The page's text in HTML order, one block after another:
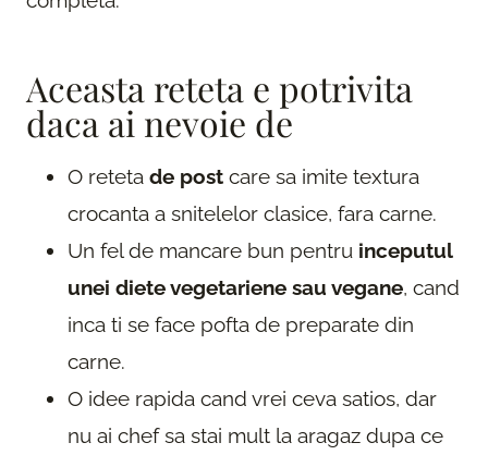
Aceasta reteta e potrivita
daca ai nevoie de
O reteta de post care sa imite textura
crocanta a snitelelor clasice, fara carne.
Un fel de mancare bun pentru inceputul
unei diete vegetariene sau vegane, cand
inca ti se face pofta de preparate din
carne.
O idee rapida cand vrei ceva satios, dar
nu ai chef sa stai mult la aragaz dupa ce